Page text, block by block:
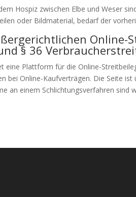
Hospiz zwischen Elbe und Weser
oder Bildmaterial, bedarf der
Online-
§ 36
eine Plattform für die Online-
bei Online-Kaufverträgen. Die Seite
an einem Schlichtungsverfahren